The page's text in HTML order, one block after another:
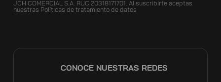
JCH COMERCIAL S.A. RUC 20318171701. Al suscribirte aceptas
nuestras Políticas de tratamiento de datos
CONOCE NUESTRAS REDES